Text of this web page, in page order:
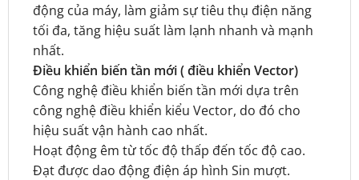
động của máy, làm giảm sự tiêu thụ điện năng
tối đa, tăng hiệu suất làm lạnh nhanh và mạnh
nhất.
Điều khiển biến tần mới ( điều khiển Vector)
Công nghệ điều khiển biến tần mới dựa trên
công nghệ điều khiển kiểu Vector, do đó cho
hiệu suất vận hành cao nhất.
Hoạt động êm từ tốc độ thấp đến tốc độ cao.
Đạt được dao động điện áp hình Sin mượt.